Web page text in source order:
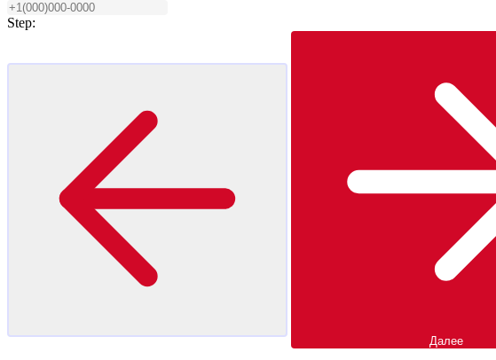
Step:
Далее